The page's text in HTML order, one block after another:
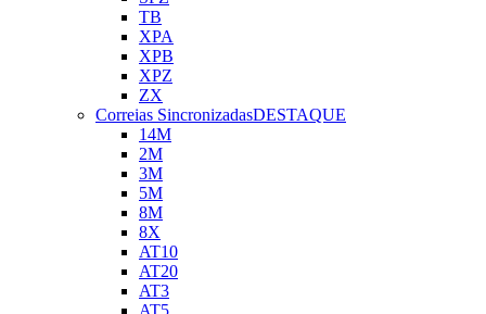
TB
XPA
XPB
XPZ
ZX
Correias SincronizadasDESTAQUE
14M
2M
3M
5M
8M
8X
AT10
AT20
AT3
AT5